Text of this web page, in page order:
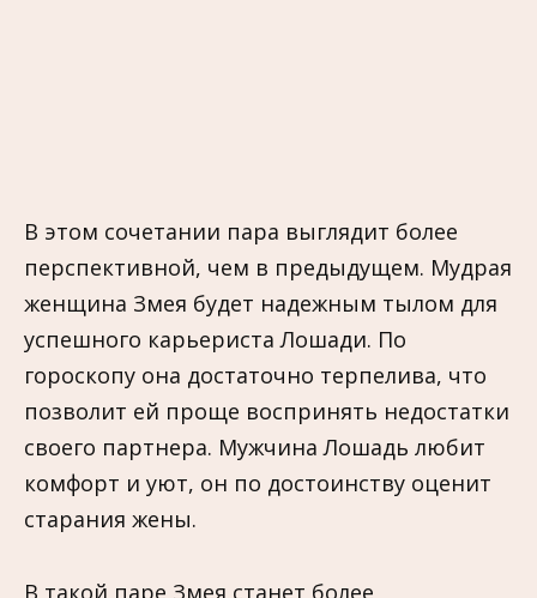
В этом сочетании пара выглядит более
перспективной, чем в предыдущем. Мудрая
женщина Змея будет надежным тылом для
успешного карьериста Лошади. По
гороскопу она достаточно терпелива, что
позволит ей проще воспринять недостатки
своего партнера. Мужчина Лошадь любит
комфорт и уют, он по достоинству оценит
старания жены.
В такой паре Змея станет более